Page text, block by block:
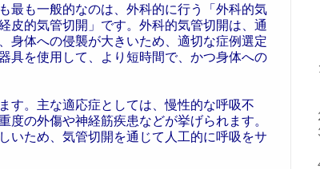
最も一般的なのは、外科的に行う「外科的気
皮的気管切開」です。外科的気管切開は、通
身体への侵襲が大きいため、適切な症例選定
具を使用して、より短時間で、かつ身体への
す。主な適応症としては、慢性的な呼吸不
の外傷や神経筋疾患などが挙げられます。
いため、気管切開を通じて人工的に呼吸をサ